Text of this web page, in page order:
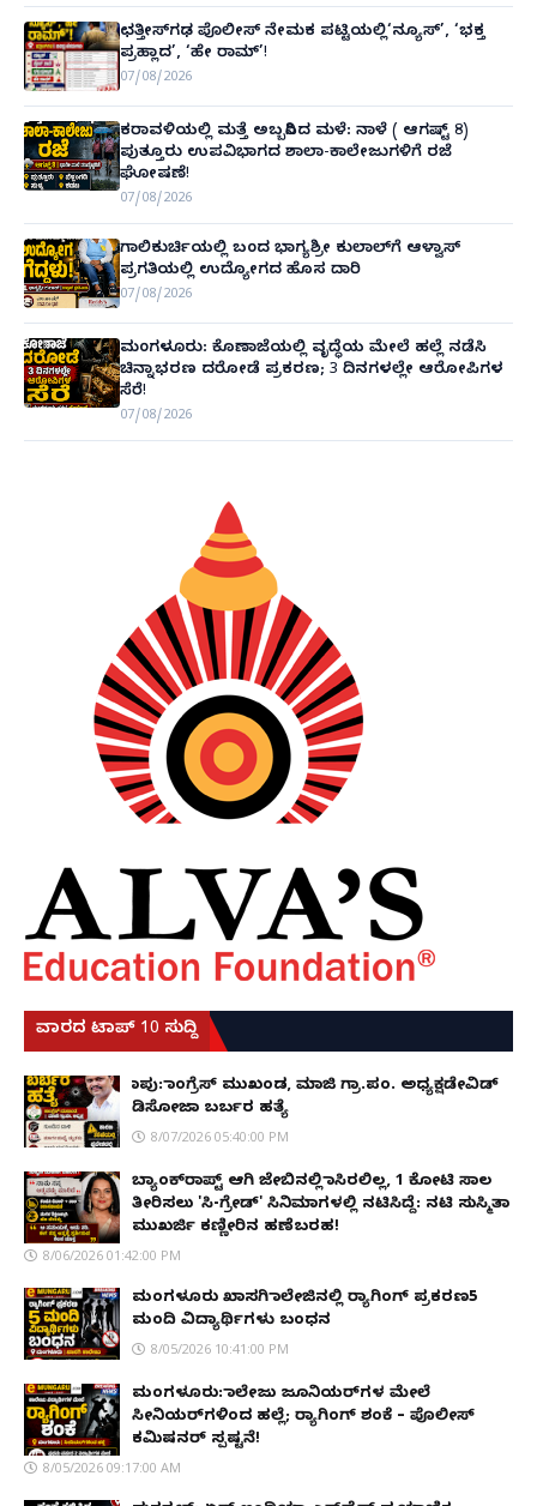
ಛತ್ತೀಸ್‌ಗಢ ಪೊಲೀಸ್ ನೇಮಕ ಪಟ್ಟಿಯಲ್ಲಿ‘ನ್ಯೂಸ್’, ‘ಭಕ್ತ
ಪ್ರಹ್ಲಾದ’, ‘ಹೇ ರಾಮ್’!
07/08/2026
ಕರಾವಳಿಯಲ್ಲಿ ಮತ್ತೆ ಅಬ್ಬರಿಸಿದ ಮಳೆ: ನಾಳೆ ( ಆಗಷ್ಟ್ 8)
ಪುತ್ತೂರು ಉಪವಿಭಾಗದ ಶಾಲಾ-ಕಾಲೇಜುಗಳಿಗೆ ರಜೆ
ಘೋಷಣೆ!
07/08/2026
ಗಾಲಿಕುರ್ಚಿಯಲ್ಲಿ ಬಂದ ಭಾಗ್ಯಶ್ರೀ ಕುಲಾಲ್‌ಗೆ ಆಳ್ವಾಸ್
ಪ್ರಗತಿಯಲ್ಲಿ ಉದ್ಯೋಗದ ಹೊಸ ದಾರಿ
07/08/2026
ಮಂಗಳೂರು: ಕೊಣಾಜೆಯಲ್ಲಿ ವೃದ್ಧೆಯ ಮೇಲೆ ಹಲ್ಲೆ ನಡೆಸಿ
ಚಿನ್ನಾಭರಣ ದರೋಡೆ ಪ್ರಕರಣ; 3 ದಿನಗಳಲ್ಲೇ ಆರೋಪಿಗಳ
ಸೆರೆ!
07/08/2026
ವಾರದ ಟಾಪ್ 10 ಸುದ್ದಿ
ಕಾಪು: ಕಾಂಗ್ರೆಸ್ ಮುಖಂಡ, ಮಾಜಿ ಗ್ರಾ.ಪಂ. ಅಧ್ಯಕ್ಷಡೇವಿಡ್
ಡಿಸೋಜಾ ಬರ್ಬರ ಹತ್ಯೆ
8/07/2026 05:40:00 PM
ಬ್ಯಾಂಕ್‌ರಾಪ್ಟ್‌ ಆಗಿ ಜೇಬಿನಲ್ಲಿ ಕಾಸಿರಲಿಲ್ಲ, ₹1 ಕೋಟಿ ಸಾಲ
ತೀರಿಸಲು 'ಸಿ-ಗ್ರೇಡ್' ಸಿನಿಮಾಗಳಲ್ಲಿ ನಟಿಸಿದ್ದೆ: ನಟಿ ಸುಸ್ಮಿತಾ
ಮುಖರ್ಜಿ ಕಣ್ಣೀರಿನ ಹಣೆಬರಹ!
8/06/2026 01:42:00 PM
ಮಂಗಳೂರು ಖಾಸಗಿ ಕಾಲೇಜಿನಲ್ಲಿ ರ‌್ಯಾಗಿಂಗ್ ಪ್ರಕರಣ5
ಮಂದಿ ವಿದ್ಯಾರ್ಥಿಗಳು ಬಂಧನ
8/05/2026 10:41:00 PM
ಮಂಗಳೂರು: ಕಾಲೇಜು ಜೂನಿಯರ್‌ಗಳ ಮೇಲೆ
ಸೀನಿಯರ್‌ಗಳಿಂದ ಹಲ್ಲೆ; ರ‌್ಯಾಗಿಂಗ್ ಶಂಕೆ – ಪೊಲೀಸ್
ಕಮಿಷನರ್ ಸ್ಪಷ್ಟನೆ!
8/05/2026 09:17:00 AM